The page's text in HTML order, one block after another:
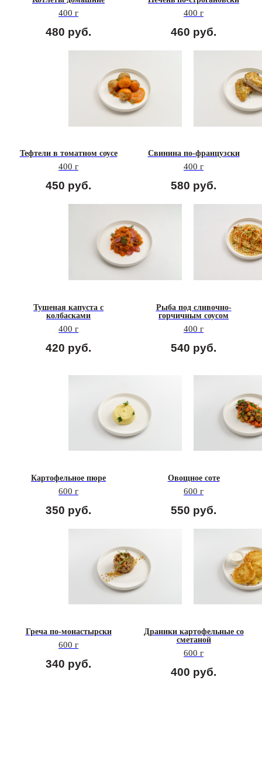
400 г
480 руб.
400 г
460 руб.
Тефтели в томатном соусе
400 г
450 руб.
Свинина по-французски
400 г
580 руб.
Тушеная капуста с
колбасками
400 г
420 руб.
Рыба под сливочно-
горчичным соусом
400 г
540 руб.
Картофельное пюре
600 г
350 руб.
Овощное соте
600 г
550 руб.
Греча по-монастырски
600 г
340 руб.
Драники картофельные со
сметаной
600 г
400 руб.